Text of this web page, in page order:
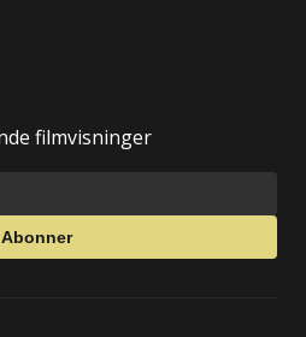
filmvisninger
Abonner